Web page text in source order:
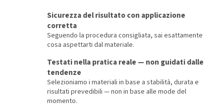
Sicurezza del risultato con applicazione
corretta
Seguendo la procedura consigliata, sai esattamente
cosa aspettarti dal materiale.
Testati nella pratica reale — non guidati dalle
tendenze
Selezioniamo i materiali in base a stabilità, durata e
risultati prevedibili — non in base alle mode del
momento.